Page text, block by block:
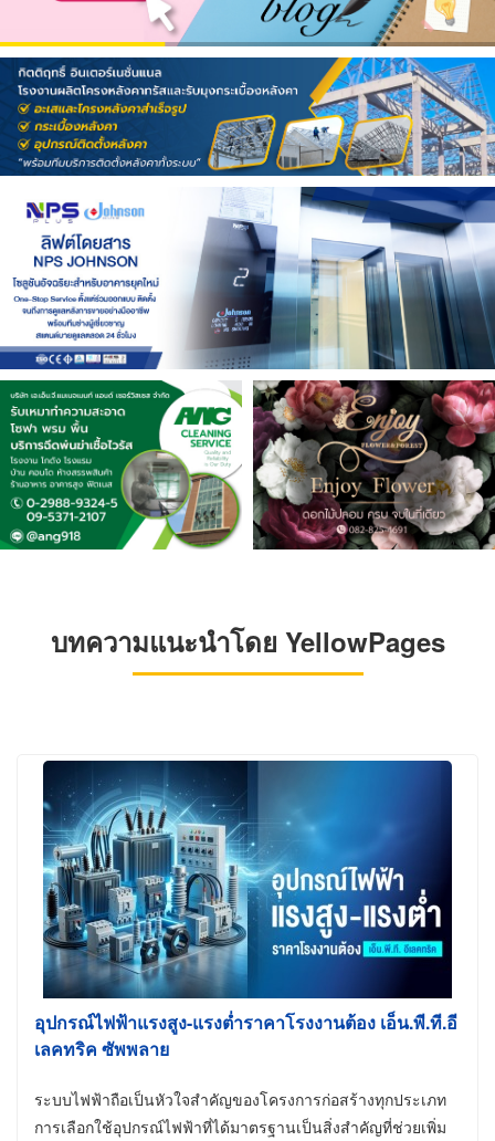
บทความแนะนำโดย YellowPages
อุปกรณ์ไฟฟ้าแรงสูง-แรงต่ำราคาโรงงานต้อง เอ็น.พี.ที.อี
เลคทริค ซัพพลาย
ระบบไฟฟ้าถือเป็นหัวใจสำคัญของโครงการก่อสร้างทุกประเภท
การเลือกใช้อุปกรณ์ไฟฟ้าที่ได้มาตรฐานเป็นสิ่งสำคัญที่ช่วยเพิ่ม